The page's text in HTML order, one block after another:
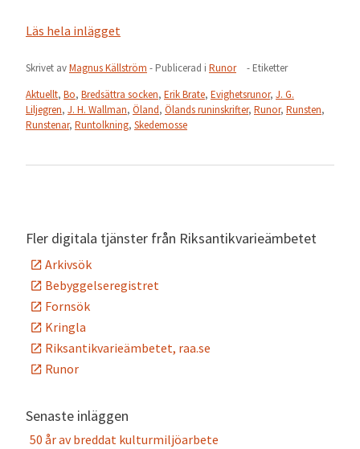
Läs hela inlägget
Skrivet avMagnus Källström - Publicerad i Runor
- Etiketter
Aktuellt, Bo, Bredsättra socken, Erik Brate, Evighetsrunor, J. G.
Liljegren, J. H. Wallman, Öland, Ölands runinskrifter, Runor, Runsten,
Runstenar, Runtolkning, Skedemosse
Fler digitala tjänster från Riksantikvarieämbetet
Arkivsök
Bebyggelseregistret
Fornsök
Kringla
Riksantikvarieämbetet, raa.se
Runor
Senaste inläggen
50 år av breddat kulturmiljöarbete